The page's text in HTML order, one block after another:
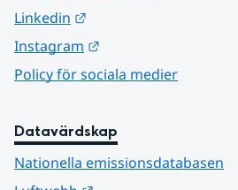
Linkedin
Instagram
Policy för sociala medier
Datavärdskap
Nationella emissionsdatabasen